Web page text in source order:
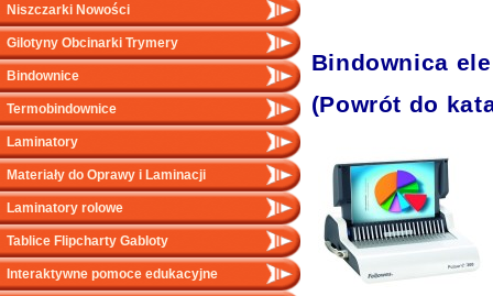
Niszczarki Nowości
Gilotyny Obcinarki Trymery
Bindownice
Termobindownice
Laminatory
Materiały do Oprawy i Laminacji
Laminatory rolowe
Tablice Flipcharty Gabloty
Interaktywne pomoce edukacyjne
Bindownica
(Powrót do